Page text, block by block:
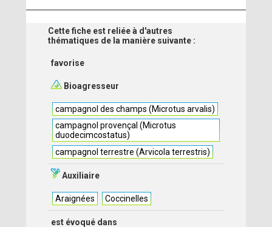
Cette fiche est reliée à d'autres
thématiques de la manière suivante :
favorise
Bioagresseur
campagnol des champs (Microtus arvalis)
campagnol provençal (Microtus
duodecimcostatus)
campagnol terrestre (Arvicola terrestris)
Auxiliaire
Araignées Coccinelles
est évoqué dans